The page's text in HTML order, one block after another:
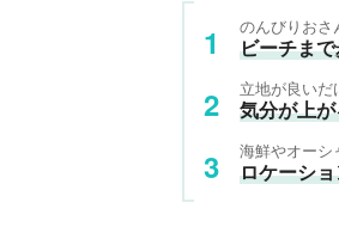
のんびりお
ビーチま
立地が良いだ
気分が上
海鮮やオーシ
ロケーシ